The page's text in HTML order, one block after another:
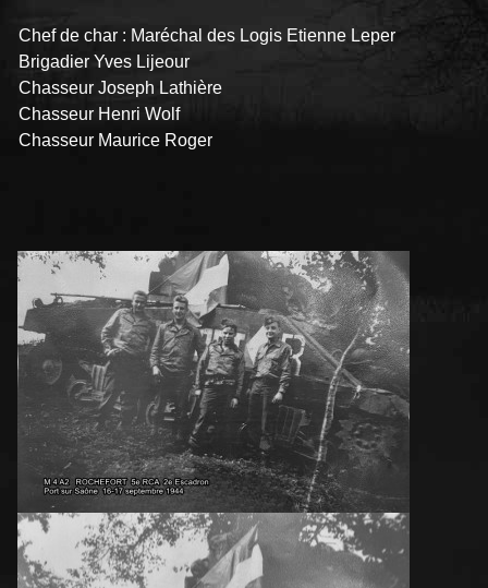
Chef de char : Maréchal des Logis Etienne Leper
Brigadier Yves Lijeour
Chasseur Joseph Lathière
Chasseur Henri Wolf
Chasseur Maurice Roger